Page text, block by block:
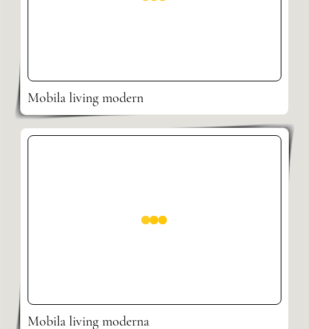
Mobila living modern
Mobila living moderna